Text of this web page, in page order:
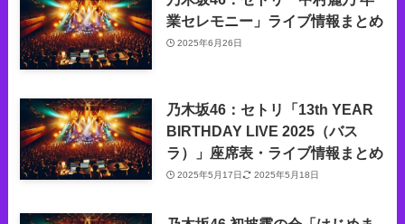
業セレモニー」ライブ情報まとめ
2025年6月26日
乃木坂46：セトリ「13th YEAR
BIRTHDAY LIVE 2025（バス
ラ）」座席表・ライブ情報まとめ
2025年5月17日 2025年5月18日